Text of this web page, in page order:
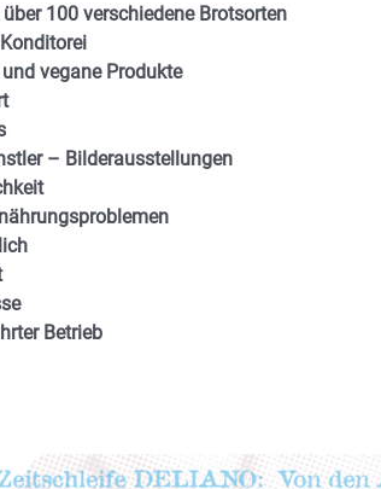
100 verschiedene Brotsorten
vegane Produkte
– Bilderausstellungen
Betrieb